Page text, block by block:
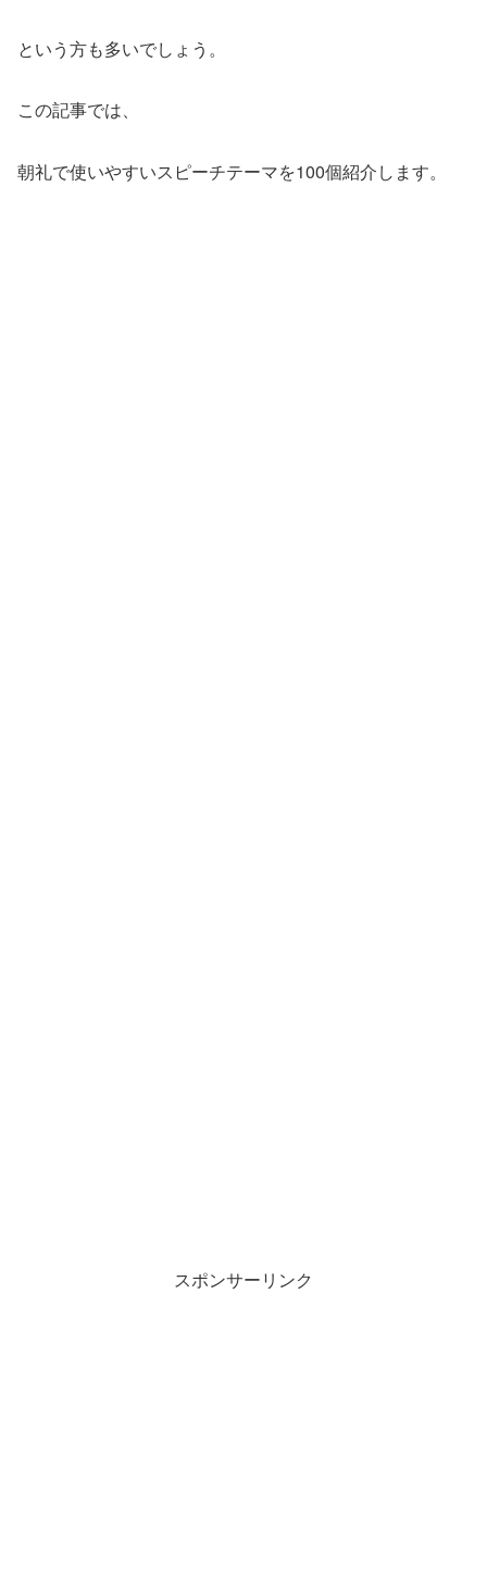
という方も多いでしょう。
この記事では、
朝礼で使いやすいスピーチテーマを100個紹介します。
スポンサーリンク